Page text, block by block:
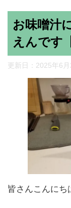
お味噌汁
えんです
更新日： 2025年6月
皆さんこんにち